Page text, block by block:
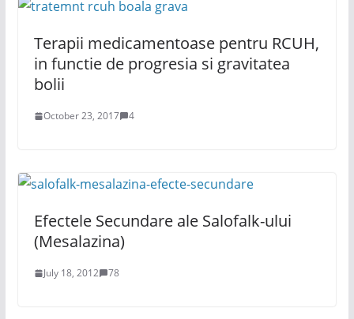
Terapii medicamentoase pentru RCUH,
in functie de progresia si gravitatea
bolii
October 23, 2017 4
Efectele Secundare ale Salofalk-ului
(Mesalazina)
July 18, 2012 78